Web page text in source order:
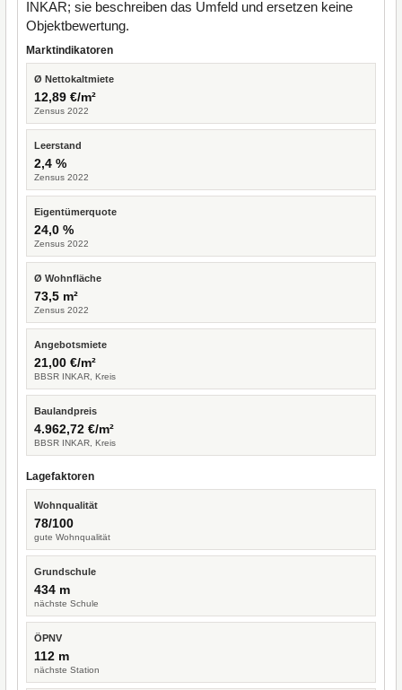
INKAR; sie beschreiben das Umfeld und ersetzen keine
Objektbewertung.
Marktindikatoren
Ø Nettokaltmiete
12,89 €/m²
Zensus 2022
Leerstand
2,4 %
Zensus 2022
Eigentümerquote
24,0 %
Zensus 2022
Ø Wohnfläche
73,5 m²
Zensus 2022
Angebotsmiete
21,00 €/m²
BBSR INKAR, Kreis
Baulandpreis
4.962,72 €/m²
BBSR INKAR, Kreis
Lagefaktoren
Wohnqualität
78/100
gute Wohnqualität
Grundschule
434 m
nächste Schule
ÖPNV
112 m
nächste Station